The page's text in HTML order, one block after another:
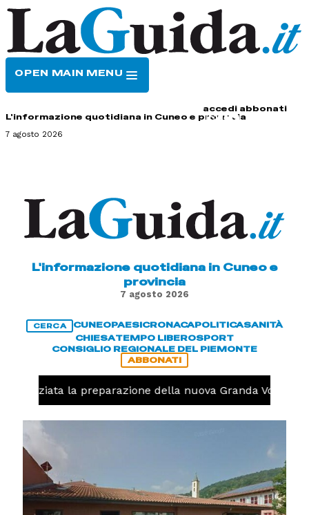
OPEN MAIN MENU
accedi abbonati
L'informazione quotidiana in Cuneo e provincia
7 agosto 2026
L'informazione quotidiana in Cuneo e
provincia
7 agosto 2026
CERCA CUNEOPAESICRONACAPOLITICASANITÀ
CHIESATEMPO LIBEROSPORT
CONSIGLIO REGIONALE DEL PIEMONTE
ABBONATI
iniziata la preparazione della nuova Granda Volley